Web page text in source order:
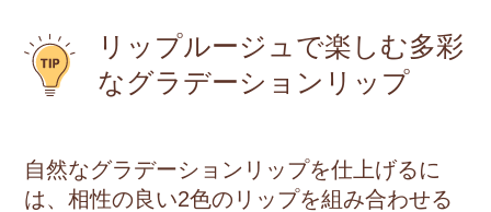
リップルージュで楽しむ多彩
なグラデーションリップ
自然なグラデーションリップを仕上げるに
は、相性の良い2色のリップを組み合わせる